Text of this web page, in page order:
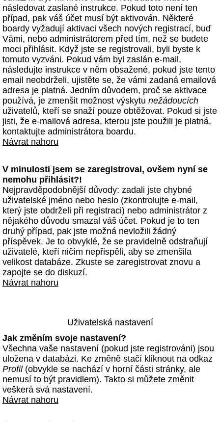
následovat zaslané instrukce. Pokud toto není ten
případ, pak váš účet musí být aktivován. Některé
boardy vyžadují aktivaci všech nových registrací, buď
Vámi, nebo administrátorem před tím, než se budete
moci přihlásit. Když jste se registrovali, byli byste k
tomuto vyzváni. Pokud vám byl zaslán e-mail,
následujte instrukce v něm obsažené, pokud jste tento
email neobdrželi, ujistěte se, že vámi zadaná emailová
adresa je platná. Jedním důvodem, proč se aktivace
používá, je zmenšit možnost výskytu nežádoucích
uživatelů, kteří se snaží pouze obtěžovat. Pokud si jste
jisti, že e-mailová adresa, kterou jste použili je platná,
kontaktujte administrátora boardu.
Návrat nahoru
V minulosti jsem se zaregistroval, ovšem nyní se
nemohu přihlásit?!
Nejpravděpodobnější důvody: zadali jste chybné
uživatelské jméno nebo heslo (zkontrolujte e-mail,
který jste obdrželi při registraci) nebo administrátor z
nějakého důvodu smazal váš účet. Pokud je to ten
druhý případ, pak jste možná nevložili žádný
příspěvek. Je to obvyklé, že se pravidelně odstraňují
uživatelé, kteří ničím nepřispěli, aby se zmenšila
velikost databáze. Zkuste se zaregistrovat znovu a
zapojte se do diskuzí.
Návrat nahoru
Uživatelská nastavení
Jak změním svoje nastavení?
Všechna vaše nastavení (pokud jste registrováni) jsou
uložena v databázi. Ke změně stačí kliknout na odkaz
Profil(obvykle se nachází v horní části stránky, ale
nemusí to být pravidlem). Takto si můžete změnit
veškerá svá nastavení.
Návrat nahoru